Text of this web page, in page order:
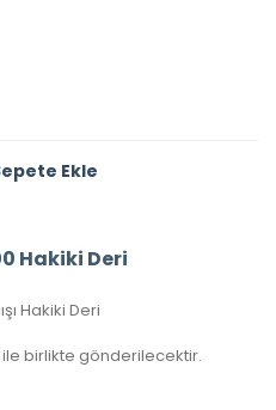
Ekle
Hakiki Deri
Hakiki Deri
ile birlikte gönderilecektir.